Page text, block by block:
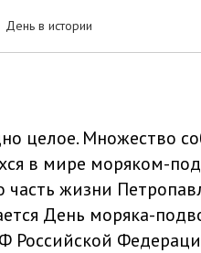
День в истории
целое. Множество
в мире моряком-
жизни
День моряка-